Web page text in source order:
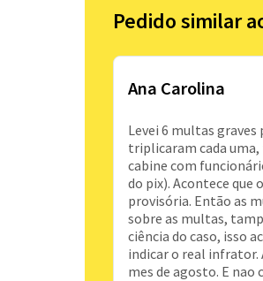
Pedido similar
Ana Carolina
Levei 6 multas
triplicaram cada
cabine com
do pix). Acontece
provisória. Então as
sobre as multas,
ciência do caso, isso
indicar o real infrator.
mes de agosto. E